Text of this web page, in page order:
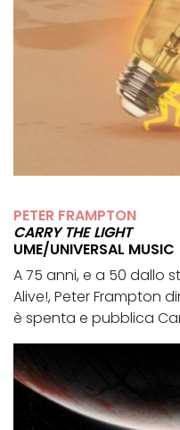
PETER FRAMPTON
CARRY THE LIGHT
UME/UNIVERSAL MUSIC
A 75 anni, e a 50 dallo
Alive!, Peter Frampton
è spenta e pubblica